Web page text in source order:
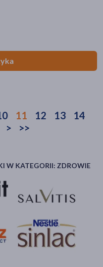
11 12 13
14
> >>
W KATEGORII: ZDROWIE